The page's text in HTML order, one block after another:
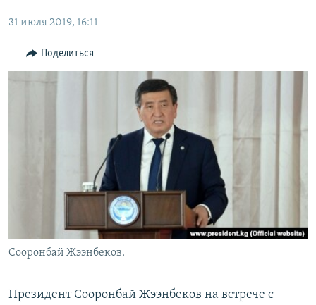
Вернутся
поискуЎЗБЕКЧА
ТОҶИКӢ
ПОДПИШИТЕСЬ НА НАС В СОЦСЕТЯХ
Все сайты РСЕ/РС
31 июля 2019, 16:11
Поделиться
Сооронбай Жээнбеков.
Президент Сооронбай Жээнбеков на встрече с